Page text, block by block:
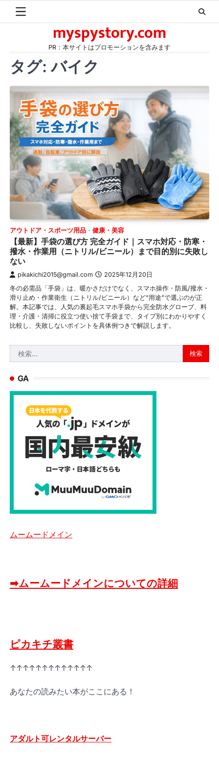
myspystory.com
PR：本サイトはプロモーションを含みます
タグ:バイク
アウトドア・スポーツ用品 健康・美容
【最新】手袋の選び方 完全ガイド｜スマホ対応・防寒・
撥水・作業用（ニトリル/ビニール）まで目的別に失敗し
ない
pikakichi2015@gmail.com 2025年12月20日
冬の必需品「手袋」は、暖かさだけでなく、スマホ操作・防風/撥水・
滑り止め・作業衛生（ニトリル/ビニール）など“用途”で選ぶのが正
解。本記事では、人気の裏起毛スマホ手袋から完全防水グローブ、料
理・介護・清掃に役立つ使い捨て手袋まで、タイプ別にわかりやすく
比較し、失敗しないポイントを具体例つきで解説します。
索:
GA
ムームードメイン
➡ムームードメインについての詳細
ピカキチ叢書
↑↑↑↑↑↑↑↑↑↑↑↑↑
あなたの読みたい本がここにある！
アダルト可レンタルサーバー